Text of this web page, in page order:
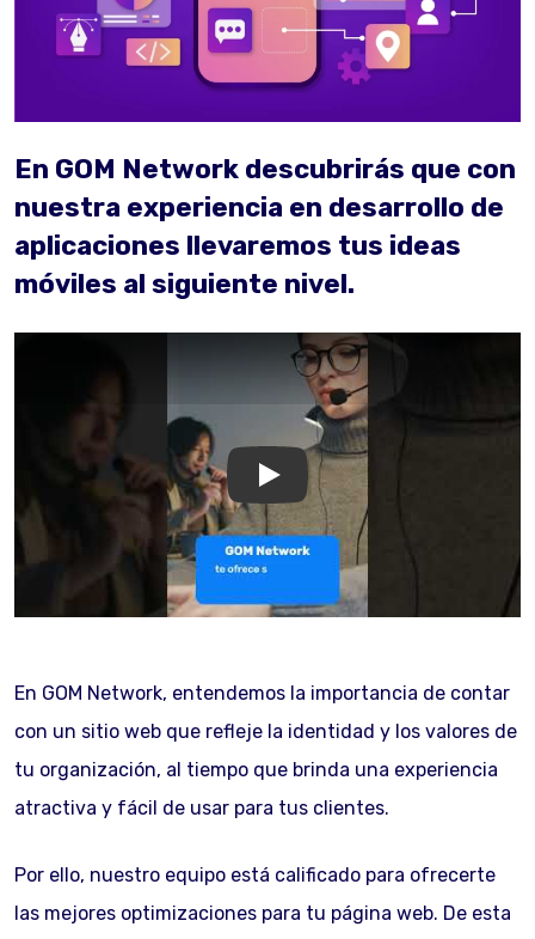
En GOM Network descubrirás que con
nuestra experiencia en desarrollo de
aplicaciones llevaremos tus ideas
móviles al siguiente nivel.
GOM Network
En GOM Network, entendemos la importancia de contar
con un sitio web que refleje la identidad y los valores de
tu organización, al tiempo que brinda una experiencia
atractiva y fácil de usar para tus clientes.
Por ello, nuestro equipo está calificado para ofrecerte
las mejores optimizaciones para tu página web. De esta